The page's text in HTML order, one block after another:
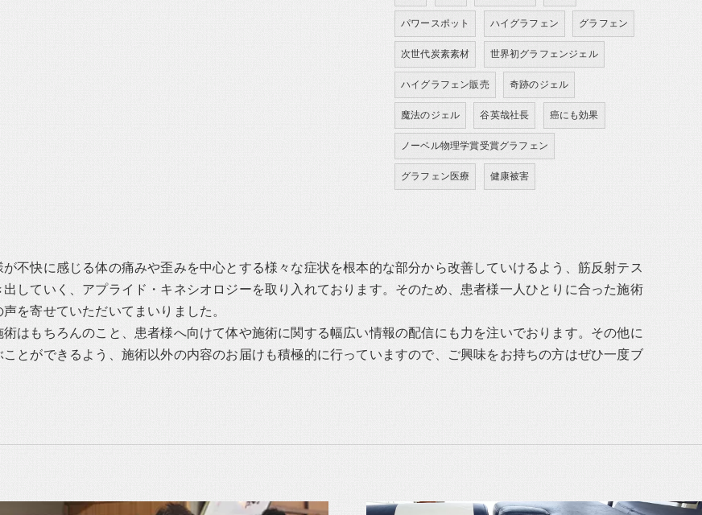
パワースポット ハイグラフェン グラフェン
次世代炭素素材 世界初グラフェンジェル
ハイグラフェン販売 奇跡のジェル
魔法のジェル 谷英哉社長 癌にも効果
ノーベル物理学賞受賞グラフェン
グラフェン医療 健康被害
不快に感じる体の痛みや歪みを中心とする様々な症状を根本的な部分から改善していけるよう、筋反射テス
していく、アプライド・キネシオロジーを取り入れております。そのため、患者様一人ひとりに合った施術
を寄せていただいてまいりました。
はもちろんのこと、患者様へ向けて体や施術に関する幅広い情報の配信にも力を注いでおります。その他に
とができるよう、施術以外の内容のお届けも積極的に行っていますので、ご興味をお持ちの方はぜひ一度ブ